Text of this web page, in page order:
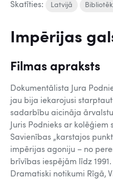
Skatīties: Latvijā
Impērijas
Filmas apraksts
Dokumentālista Jura
jau bija iekarojusi
sadarbību aicināja
Juris Podnieks ar
Savienības „karstajos
impērijas agoniju – no
brīvības iespējām līdz
Dramatiski notikumi Rīgā,